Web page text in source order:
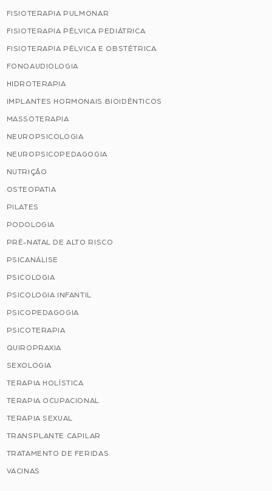
FISIOTERAPIA PULMONAR
FISIOTERAPIA PÉLVICA PEDIÁTRICA
FISIOTERAPIA PÉLVICA E OBSTÉTRICA
FONOAUDIOLOGIA
HIDROTERAPIA
IMPLANTES HORMONAIS BIOIDÊNTICOS
MASSOTERAPIA
NEUROPSICOLOGIA
NEUROPSICOPEDAGOGIA
NUTRIÇÃO
OSTEOPATIA
PILATES
PODOLOGIA
PRÉ-NATAL DE ALTO RISCO
PSICANÁLISE
PSICOLOGIA
PSICOLOGIA INFANTIL
PSICOPEDAGOGIA
PSICOTERAPIA
QUIROPRAXIA
SEXOLOGIA
TERAPIA HOLÍSTICA
TERAPIA OCUPACIONAL
TERAPIA SEXUAL
TRANSPLANTE CAPILAR
TRATAMENTO DE FERIDAS
VACINAS